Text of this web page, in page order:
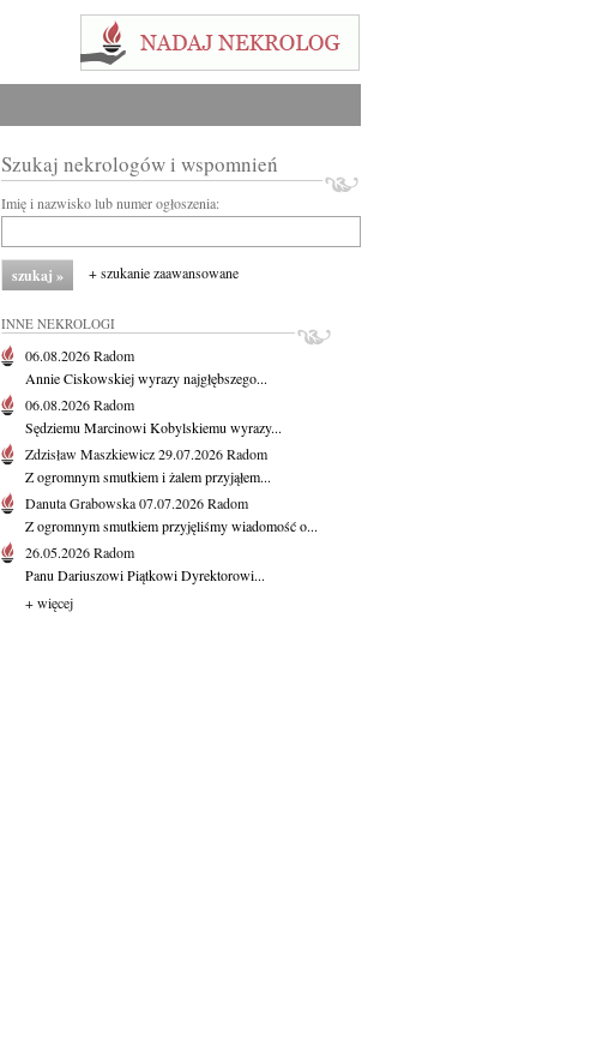
Szukaj nekrologów i wspomnień
Imię i nazwisko lub numer ogłoszenia:
+ szukanie zaawansowane
INNE NEKROLOGI
06.08.2026Radom
Annie Ciskowskiej wyrazy najgłębszego...
06.08.2026Radom
Sędziemu Marcinowi Kobylskiemu wyrazy...
Zdzisław Maszkiewicz29.07.2026Radom
Z ogromnym smutkiem i żalem przyjąłem...
Danuta Grabowska07.07.2026Radom
Z ogromnym smutkiem przyjęliśmy wiadomość o...
26.05.2026Radom
Panu Dariuszowi Piątkowi Dyrektorowi...
+ więcej